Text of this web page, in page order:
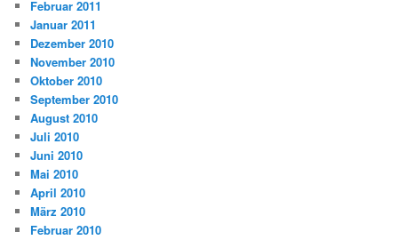
Februar 2011
Januar 2011
Dezember 2010
November 2010
Oktober 2010
September 2010
August 2010
Juli 2010
Juni 2010
Mai 2010
April 2010
März 2010
Februar 2010